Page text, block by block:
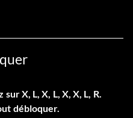
X, L, X, L, X, X, L, R.
débloquer.